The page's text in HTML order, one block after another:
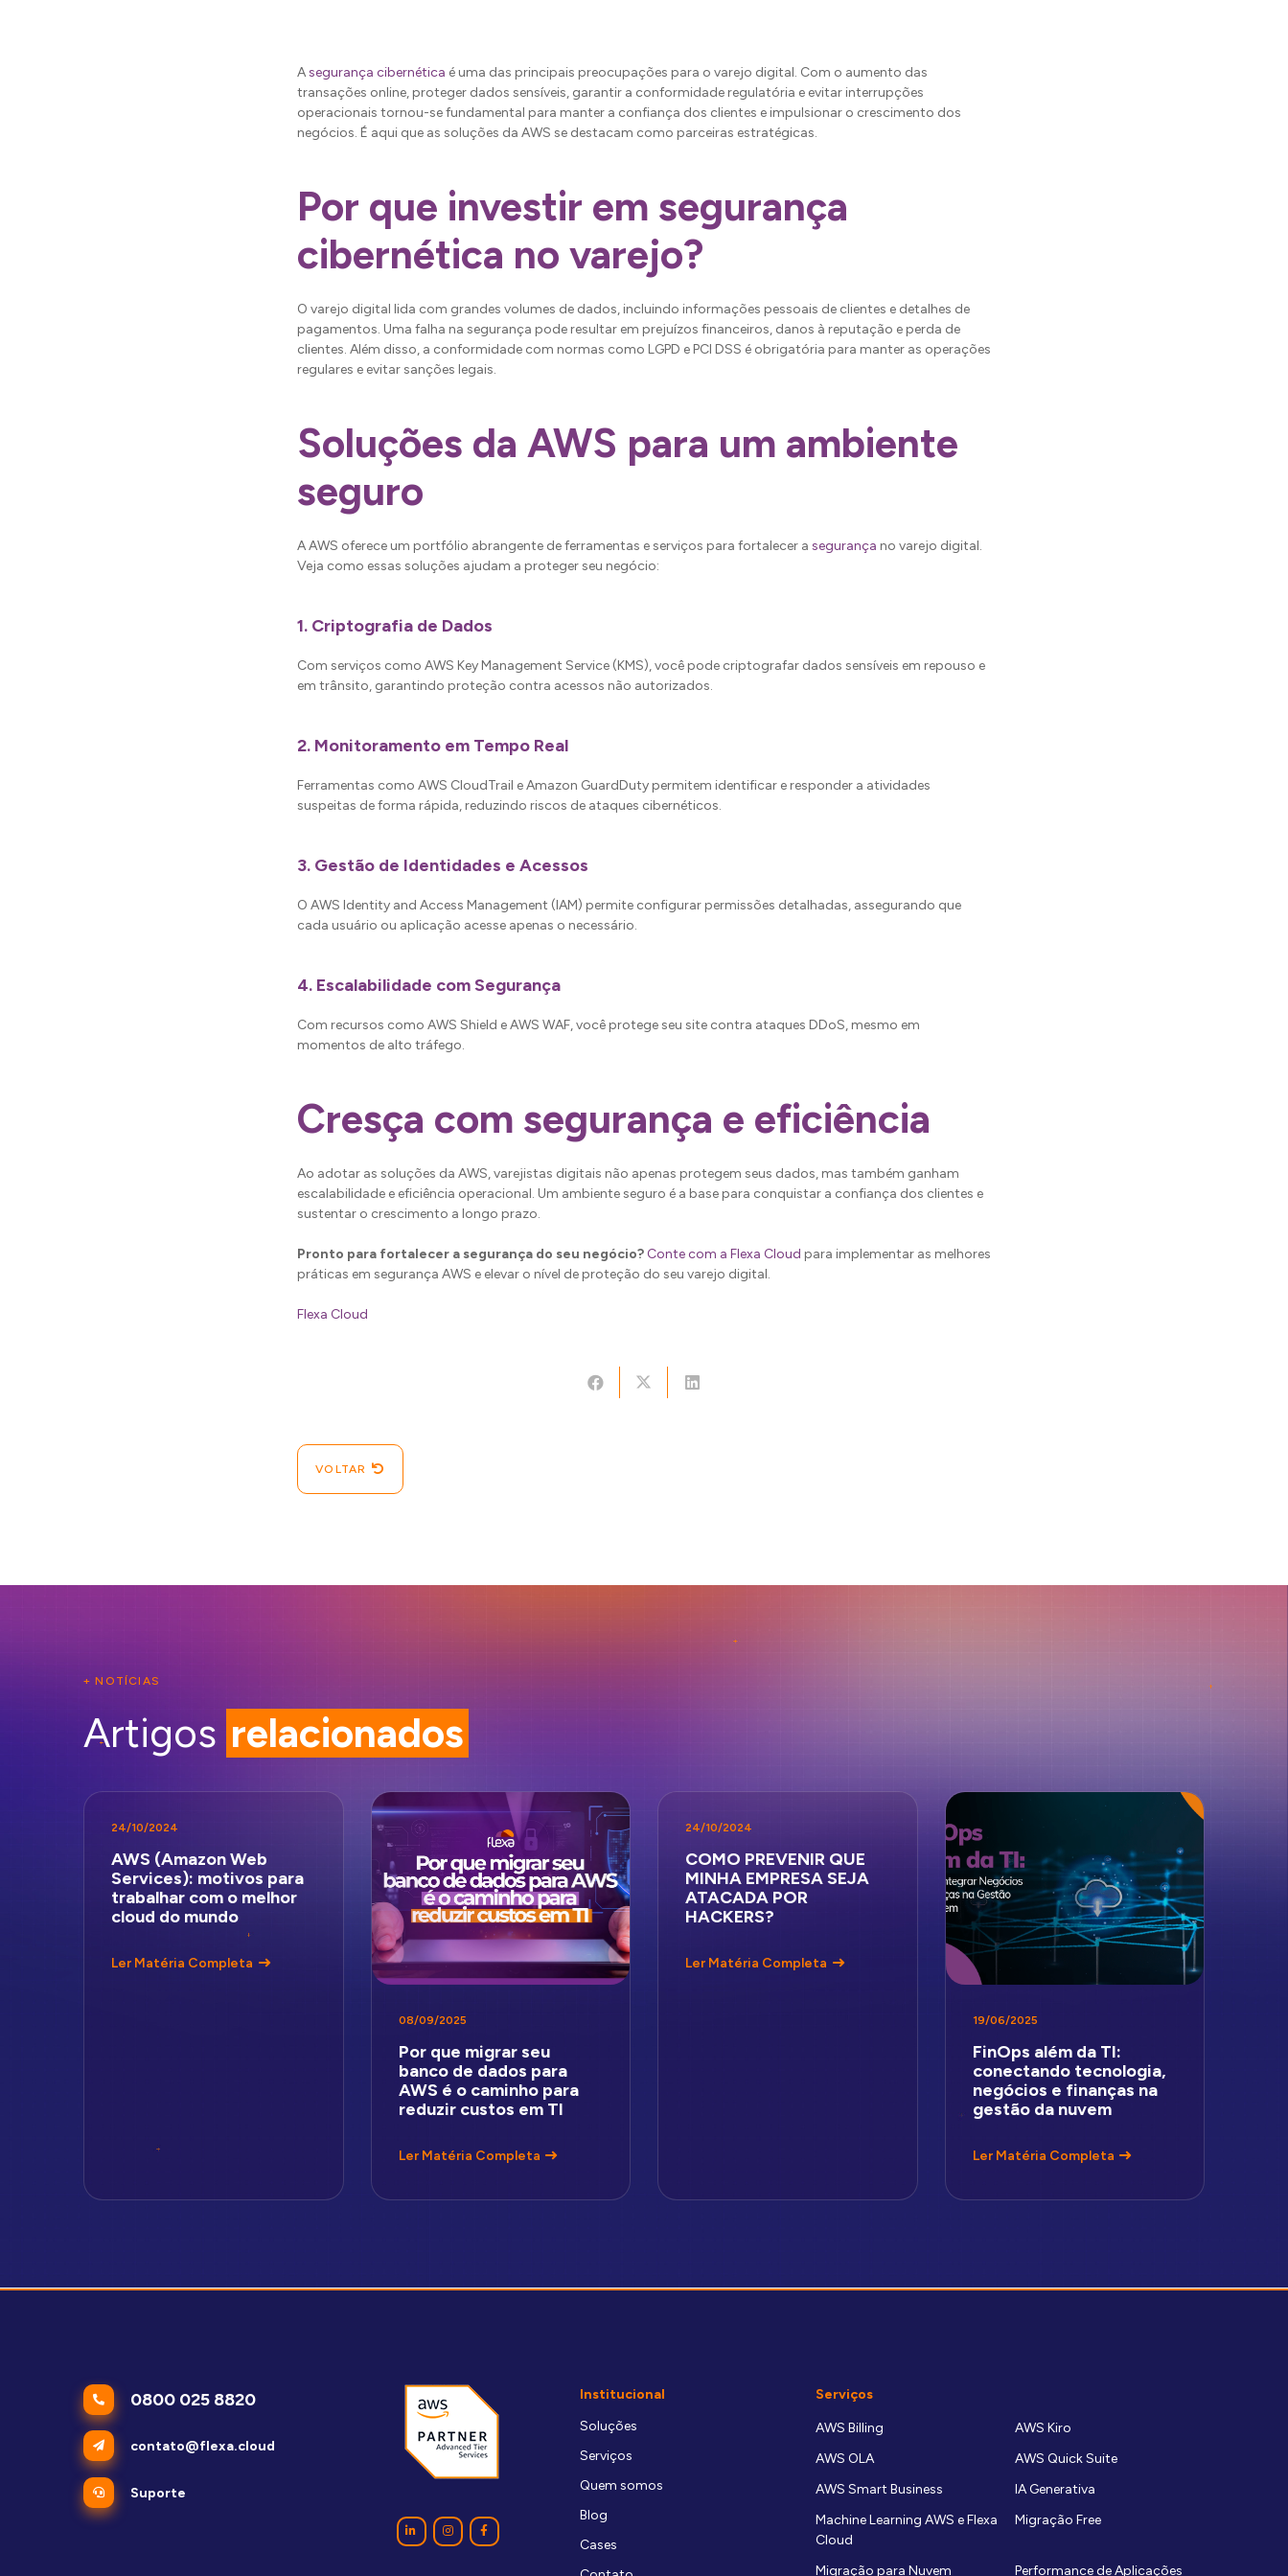
Asegurança cibernética é uma das principais preocupações para o varejo digital. Com o aumento das
transações online, proteger dados sensíveis, garantir a conformidade regulatória e evitar interrupções
operacionais tornou-se fundamental para manter a confiança dos clientes e impulsionar o crescimento dos
negócios. É aqui que as soluções da AWS se destacam como parceiras estratégicas.
Por que investir em segurança
cibernética no varejo?
O varejo digital lida com grandes volumes de dados, incluindo informações pessoais de clientes e detalhes de
pagamentos. Uma falha na segurança pode resultar em prejuízos financeiros, danos à reputação e perda de
clientes. Além disso, a conformidade com normas como LGPD e PCI DSS é obrigatória para manter as operações
regulares e evitar sanções legais.
Soluções da AWS para um ambiente
seguro
A AWS oferece um portfólio abrangente de ferramentas e serviços para fortalecer a segurança no varejo digital.
Veja como essas soluções ajudam a proteger seu negócio:
1. Criptografia de Dados
Com serviços como AWS Key Management Service (KMS), você pode criptografar dados sensíveis em repouso e
em trânsito, garantindo proteção contra acessos não autorizados.
2. Monitoramento em Tempo Real
Ferramentas como AWS CloudTrail e Amazon GuardDuty permitem identificar e responder a atividades
suspeitas de forma rápida, reduzindo riscos de ataques cibernéticos.
3. Gestão de Identidades e Acessos
O AWS Identity and Access Management (IAM) permite configurar permissões detalhadas, assegurando que
cada usuário ou aplicação acesse apenas o necessário.
4. Escalabilidade com Segurança
Com recursos como AWS Shield e AWS WAF, você protege seu site contra ataques DDoS, mesmo em
momentos de alto tráfego.
Cresça com segurança e eficiência
Ao adotar as soluções da AWS, varejistas digitais não apenas protegem seus dados, mas também ganham
escalabilidade e eficiência operacional. Um ambiente seguro é a base para conquistar a confiança dos clientes e
sustentar o crescimento a longo prazo.
Pronto para fortalecer a segurança do seu negócio? Conte com a Flexa Cloud para implementar as melhores
práticas em segurança AWS e elevar o nível de proteção do seu varejo digital.
Flexa Cloud
VOLTAR
+ NOTÍCIAS
Artigos relacionados
24/10/2024
AWS (Amazon Web
Services): motivos para
trabalhar com o melhor
cloud do mundo
Ler Matéria Completa
08/09/2025
Por que migrar seu
banco de dados para
AWS é o caminho para
reduzir custos em TI
Ler Matéria Completa
24/10/2024
COMO PREVENIR QUE
MINHA EMPRESA SEJA
ATACADA POR
HACKERS?
Ler Matéria Completa
19/06/2025
FinOps além da TI:
conectando tecnologia,
negócios e finanças na
gestão da nuvem
Ler Matéria Completa
0800 025 8820
contato@flexa.cloud
Suporte
Institucional
Soluções
Serviços
Quem somos
Blog
Cases
Serviços
AWS Billing
AWS Kiro
AWS OLA
AWS Quick Suite
AWS Smart Business
IA Generativa
Machine Learning AWS e Flexa
Cloud
Migração Free
Migração para Nuvem Performance de Aplicações